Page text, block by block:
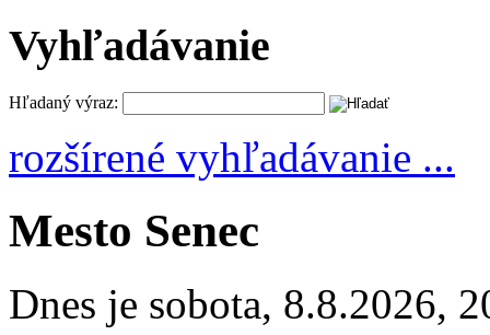
Vyhľadávanie
Hľadaný výraz:
rozšírené vyhľadávanie ...
Mesto Senec
Dnes je sobota, 8.8.2026,